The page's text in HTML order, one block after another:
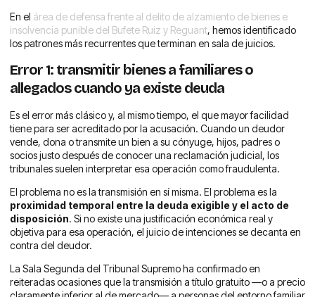
En el área de defensa frente al delito de alzamiento de bienes e
insolvencia punible del Bufete Ruiz y Reguant, hemos identificado
los patrones más recurrentes que terminan en sala de juicios.
Error 1: transmitir bienes a familiares o
allegados cuando ya existe deuda
Es el error más clásico y, al mismo tiempo, el que mayor facilidad
tiene para ser acreditado por la acusación. Cuando un deudor
vende, dona o transmite un bien a su cónyuge, hijos, padres o
socios justo después de conocer una reclamación judicial, los
tribunales suelen interpretar esa operación como fraudulenta.
El problema no es la transmisión en sí misma. El problema es la
proximidad temporal entre la deuda exigible y el acto de
disposición. Si no existe una justificación económica real y
objetiva para esa operación, el juicio de intenciones se decanta en
contra del deudor.
La Sala Segunda del Tribunal Supremo ha confirmado en
reiteradas ocasiones que la transmisión a título gratuito —o a precio